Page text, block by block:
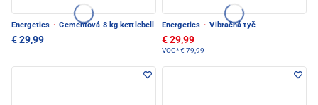
Energetics · Cementová 8 kg kettlebell
€ 29,99
Energetics · Vibračná tyč
€ 29,99
VOC*€ 79,99